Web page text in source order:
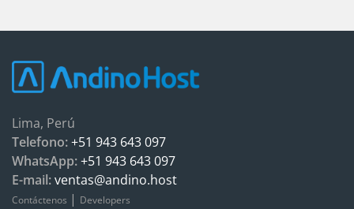
Lima, Perú
Telefono:+51 943 643 097
WhatsApp:+51 943 643 097
E-mail:ventas@andino.host
Contáctenos | Developers